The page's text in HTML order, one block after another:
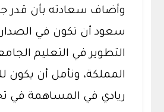
وأضاف سعادته بأن قدر
سعود أن تكون في
التطوير في التعليم
المملكة، ونأمل أن يكون
ريادي في المساهمة في